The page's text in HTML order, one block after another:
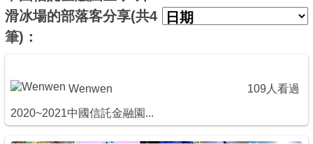
好康優惠
最新留言
滑冰場的部落客分享(共4
筆)：
Wenwen 109人看過
2020~2021中國信託金融園...